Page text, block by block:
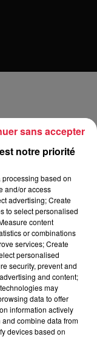
client
rubrique Eco
Photovoltaïque
notre priorité
based on
and/or access
advertising; Create
to select personalised
content
or combinations
services; Create
personalised
security, prevent and
and content;
may
data to offer
information actively
combine data from
devices based on
sans accepter